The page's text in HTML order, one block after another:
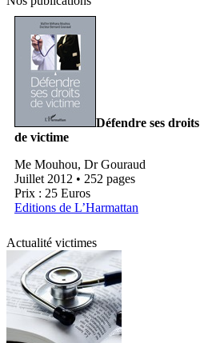
Défendre ses droits
de victime
Me Mouhou, Dr Gouraud
Juillet 2012 • 252 pages
Prix : 25 Euros
Editions de L’Harmattan
Actualité victimes